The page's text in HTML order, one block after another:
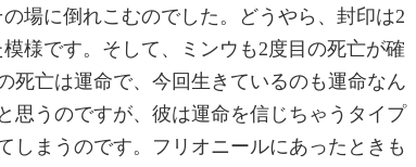
場に倒れこむのでした。どうやら、封印は2
様です。そして、ミンウも2度目の死亡が確
死亡は運命で、今回生きているのも運命なん
思うのですが、彼は運命を信じちゃうタイプ
しまうのです。フリオニールにあったときも